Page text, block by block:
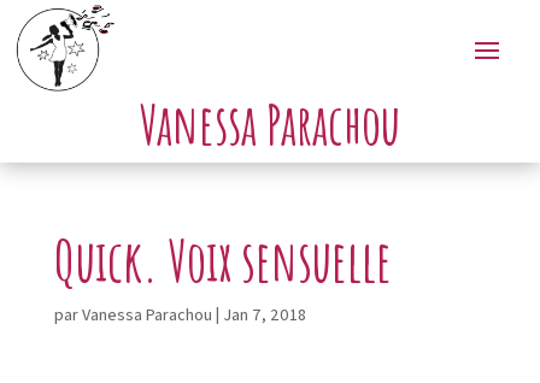
Vanessa Parachou
Quick. Voix sensuelle
parVanessa Parachou Jan 7, 2018